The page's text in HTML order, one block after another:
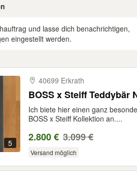
und lasse dich benachrichtigen,
eingestellt werden.
5
40699 Erkrath
BOSS x Steiff Teddybär
Ich biete hier einen ganz
BOSS x Steiff Kollektion an....
2.800 € 3.099 €
Versand möglich